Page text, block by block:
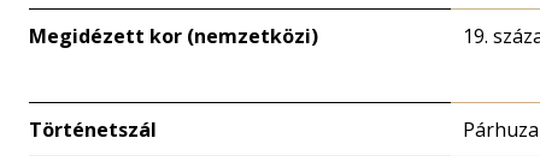
Megidézett kor (nemzetközi) 19.
Történetszál